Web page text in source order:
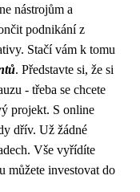
nástrojům a
podnikání z
Stačí vám k tomu
. Představte si, že si
- třeba se chcete
projekt. S online
dřív. Už žádné
Vše vyřídíte
můžete investovat do